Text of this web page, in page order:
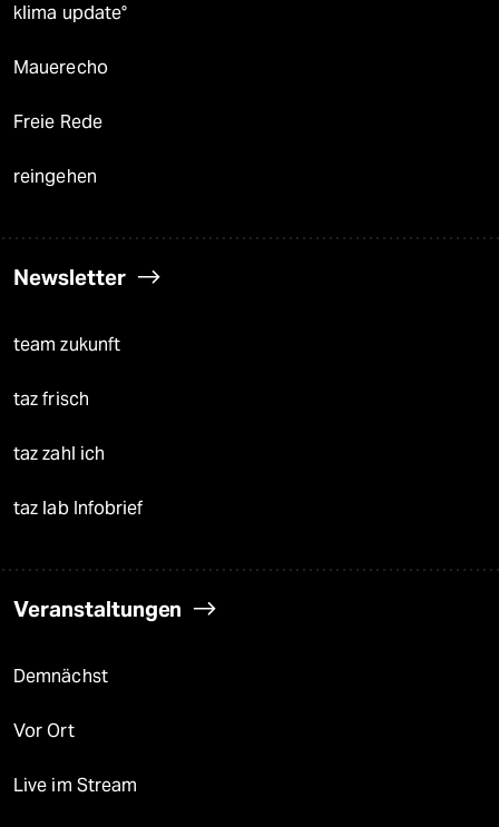
klima update°
Mauerecho
Freie Rede
reingehen
Newsletter
team zukunft
taz frisch
taz zahl ich
taz lab Infobrief
Veranstaltungen
Demnächst
Vor Ort
Live im Stream